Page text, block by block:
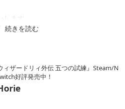
ます。
きを読む
ィザードリィ外伝 五つの試練』Steam/N
好評発売中！